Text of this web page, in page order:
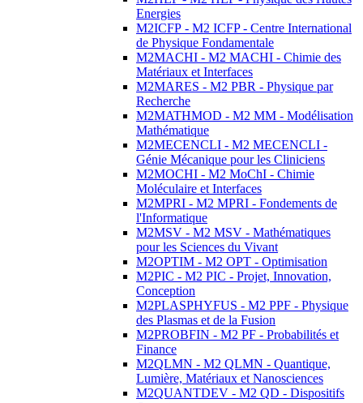
Energies
M2ICFP - M2 ICFP - Centre International
de Physique Fondamentale
M2MACHI - M2 MACHI - Chimie des
Matériaux et Interfaces
M2MARES - M2 PBR - Physique par
Recherche
M2MATHMOD - M2 MM - Modélisation
Mathématique
M2MECENCLI - M2 MECENCLI -
Génie Mécanique pour les Cliniciens
M2MOCHI - M2 MoChI - Chimie
Moléculaire et Interfaces
M2MPRI - M2 MPRI - Fondements de
l'Informatique
M2MSV - M2 MSV - Mathématiques
pour les Sciences du Vivant
M2OPTIM - M2 OPT - Optimisation
M2PIC - M2 PIC - Projet, Innovation,
Conception
M2PLASPHYFUS - M2 PPF - Physique
des Plasmas et de la Fusion
M2PROBFIN - M2 PF - Probabilités et
Finance
M2QLMN - M2 QLMN - Quantique,
Lumière, Matériaux et Nanosciences
M2QUANTDEV - M2 QD - Dispositifs